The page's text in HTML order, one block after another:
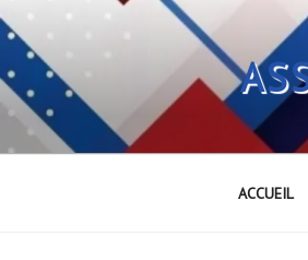
Aller
au
contenu
principal
ACCUEIL